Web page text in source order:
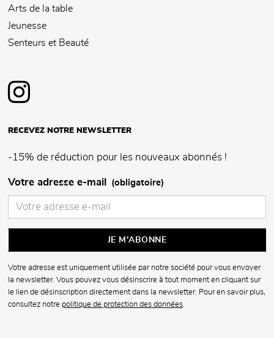
Arts de la table
Jeunesse
Senteurs et Beauté
RECEVEZ NOTRE NEWSLETTER
-15% de réduction pour les nouveaux abonnés !
Votre adresse e-mail (obligatoire)
Votre adresse est uniquement utilisée par notre société pour vous envoyer
la newsletter. Vous pouvez vous désinscrire à tout moment en cliquant sur
le lien de désinscription directement dans la newsletter. Pour en savoir plus,
consultez notre politique de protection des données.